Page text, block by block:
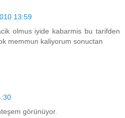
13:59
olmus iyide kabarmis bu tarifden
memmun kaliyorum sonuctan
görünüyor.